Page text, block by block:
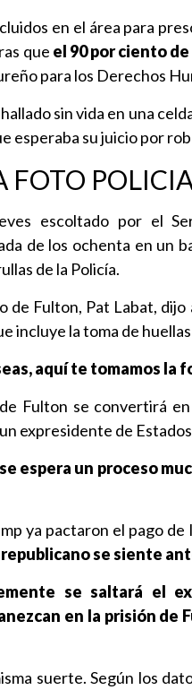
en el área para
que el 90 por ciento
para los Derechos
sin vida en una
esperaba su juicio por
FOTO
escoltado por el
de los ochenta en un
de la Policía.
de Fulton, Pat Labat,
incluye la toma de
aquí te tomamos la
Fulton se convertirá
expresidente de
se espera un proceso
ya pactaron el pago
se siente
se saltará el
en la prisión de
suerte. Según los